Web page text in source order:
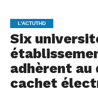
L'ACTUTHD
Six
adhèrent
cachet